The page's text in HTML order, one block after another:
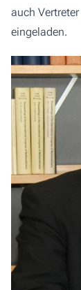
auch
eingeladen.